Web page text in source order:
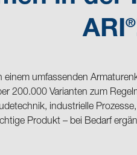
ARI®
einem umfassenden
200.000 Varianten zum
industrielle
Produkt – bei Bedarf